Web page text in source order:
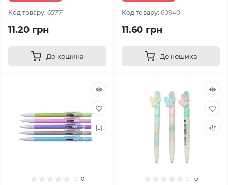
Код товару: 65771
11.20 грн
До кошика
Код товару: 60940
11.60 грн
До кошика
0 0